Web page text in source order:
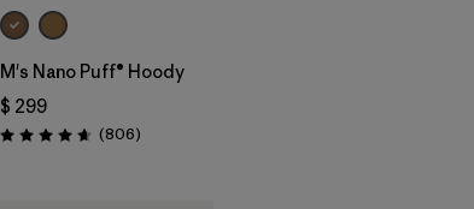
M's Nano Puff® Hoody
$ 299
Valoración: 4.6 / 5
(806Comentarios
)